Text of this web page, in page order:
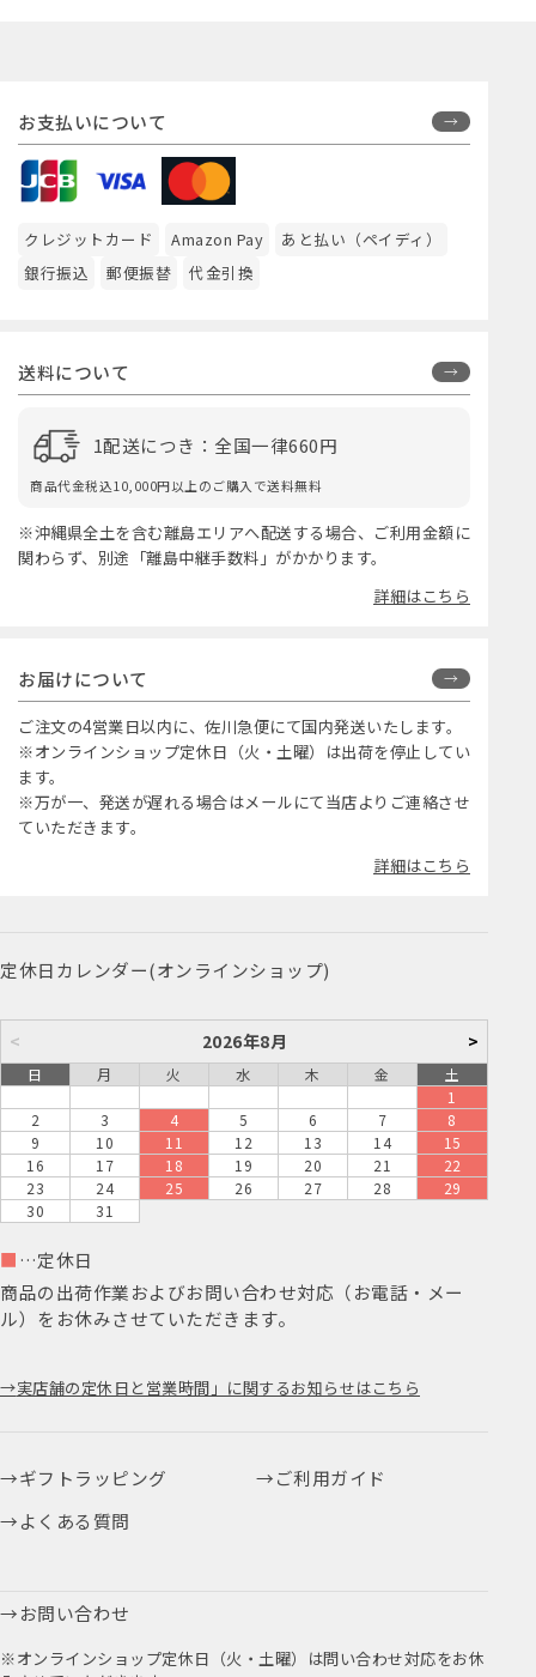
お支払いについて
クレジットカード Amazon Pay
あと払い（ペイディ）
銀行振込
郵便振替 代金引換
送料について
1配送につき：全国一律660円
商品代金税込10,000円以上のご購入で送料無料
※沖縄県全土を含む離島エリアへ配送する場合、ご利用金額に
関わらず、別途「離島中継手数料」がかかります。
詳細はこちら
お届けについて
ご注文の4営業日以内に、佐川急便にて国内発送いたします。
※オンラインショップ定休日（火・土曜）は出荷を停止してい
ます。
※万が一、発送が遅れる場合はメールにて当店よりご連絡させ
ていただきます。
詳細はこちら
定休日カレンダー(オンラインショップ)
< 2026年8月 >
日 月 火 水 木 金
土
1
2
3 4 5 6 7
8
9
10 11 12 13 14
15
16
17 18 19 20 21
22
23
24 25 26 27 28
29
30
31
■ …定休日
商品の出荷作業およびお問い合わせ対応（お電話・メー
ル）をお休みさせていただきます。
実店舗の定休日と営業時間」に関するお知らせはこちら
ギフトラッピング
ご利用ガイド
よくある質問
お問い合わせ
※オンラインショップ定休日（火・土曜）は問い合わせ対応をお休